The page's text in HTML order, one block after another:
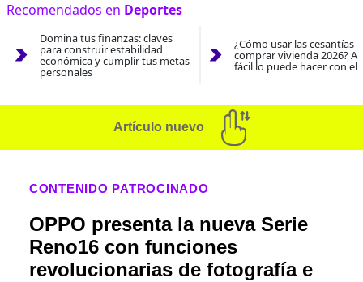
Recomendados en Deportes
Domina tus finanzas: claves
para construir estabilidad
económica y cumplir tus metas
personales
¿Cómo usar las cesantías
comprar vivienda 2026?
fácil lo puede hacer con el
Artículo nuevo
CONTENIDO PATROCINADO
OPPO presenta la nueva Serie
Reno16 con funciones
revolucionarias de fotografía e